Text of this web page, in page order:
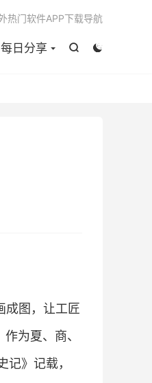


每日分享
热门软件APP下载导航
成图，让工匠
为夏、商、
》记载，